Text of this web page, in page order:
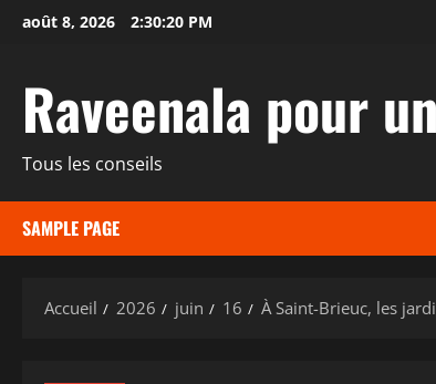
Alleraoût 8, 2026 2:30:21 PM
Raveenala pour
Tous les conseils
SAMPLE PAGE
Accueil 2026 juin 16 À Saint-Brieuc, les